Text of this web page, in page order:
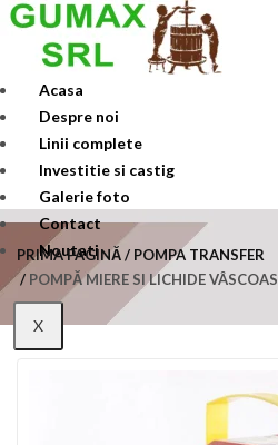
Skip
content
Acasa
Despre noi
Linii complete
Investitie si castig
Galerie foto
Contact
Noutati
X
PRIMA PAGINĂ
POMPA TRANSFER
POMPĂ MIERE SI LICHIDE